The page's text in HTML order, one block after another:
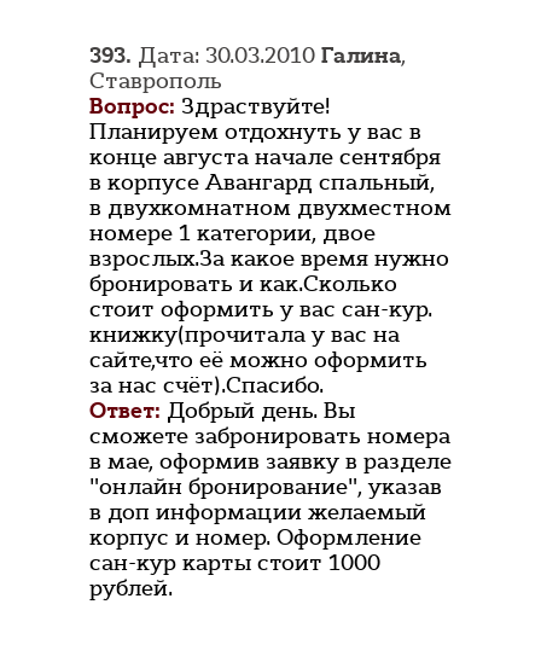
393. Дата: 30.03.2010 Галина,
Ставрополь
Вопрос: Здраствуйте!
Планируем отдохнуть у вас в
конце августа начале сентября
в корпусе Авангард спальный,
в двухкомнатном двухместном
номере 1 категории, двое
взрослых.За какое время нужно
бронировать и как.Сколько
стоит оформить у вас сан-кур.
книжку(прочитала у вас на
сайте,что её можно оформить
за нас счёт).Спасибо.
Ответ: Добрый день. Вы
сможете забронировать номера
в мае, оформив заявку в разделе
"онлайн бронирование", указав
в доп информации желаемый
корпус и номер. Оформление
сан-кур карты стоит 1000
рублей.